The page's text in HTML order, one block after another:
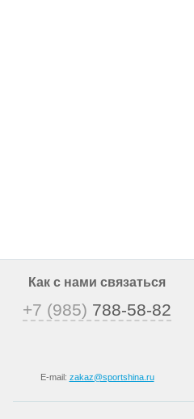
Как с нами связаться
+7 (985) 788-58-82
E-mail: zakaz@sportshina.ru